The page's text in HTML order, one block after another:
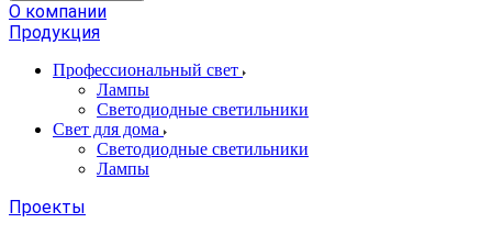
О компании
Продукция
Профессиональный свет
Лампы
Светодиодные светильники
Свет для дома
Светодиодные светильники
Лампы
Проекты